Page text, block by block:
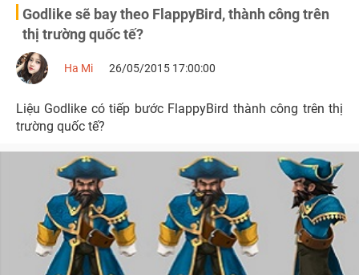
Godlike sẽ bay theo FlappyBird, thành công trên
thị trường quốc tế?
Ha Mi 26/05/2015 17:00:00
Liệu Godlike có tiếp bước FlappyBird thành công trên thị
trường quốc tế?